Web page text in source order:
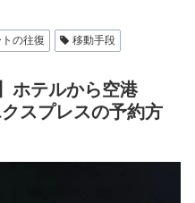
の往復 移動手段
ホテルから空港
スプレスの予約方